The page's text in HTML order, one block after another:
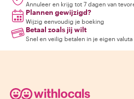
Annuleer en krijg tot 7 dagen van
Plannen gewijzigd?
Wijzig eenvoudig je boeking
Betaal zoals jij wilt
Snel en veilig betalen in je eigen valuta